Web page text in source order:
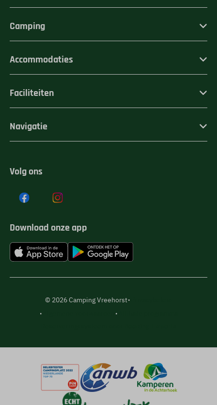
Camping
Accommodaties
Faciliteiten
Navigatie
Volg ons
Download onze app
© 2026 Camping Vreehorst·
· ·